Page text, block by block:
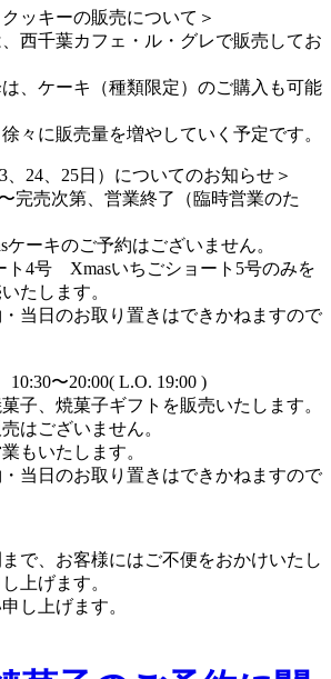
ッキーの販売について＞
西千葉カフェ・ル・グレで販売してお
、ケーキ（種類限定）のご購入も可能
々に販売量を増やしていく予定です。
、24、25日）についてのお知らせ＞
完売次第、営業終了（臨時営業のた
ケーキのご予約はございません。
ト4号 Xmasいちごショート5号のみを
たします。
・当日のお取り置きはできかねますので
〜20:00( L.O. 19:00 )
子、焼菓子ギフトを販売いたします。
はございません。
もいたします。
・当日のお取り置きはできかねますので
で、お客様にはご不便をおかけいたし
上げます。
し上げます。